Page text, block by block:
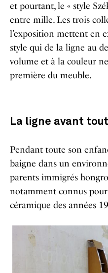
et pourtant, le « style
entre mille. Les trois
l’exposition mettent en
style qui de la ligne au
volume et à la couleur
première du meuble.
La ligne avant tout
Pendant toute son
baigne dans un
parents immigrés
notamment connus
céramique des années